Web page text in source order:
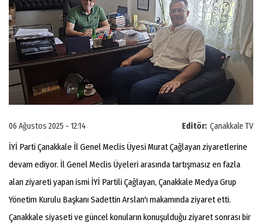
Editör: Çanakkale TV
06 Ağustos 2025 - 12:14
İYİ Parti Çanakkale İl Genel Meclis Üyesi Murat Çağlayan ziyaretlerine
devam ediyor. İl Genel Meclis Üyeleri arasında tartışmasız en fazla
alan ziyareti yapan ismi İYİ Partili Çağlayan, Çanakkale Medya Grup
Yönetim Kurulu Başkanı Sadettin Arslan'ı makamında ziyaret etti.
Çanakkale siyaseti ve güncel konuların konuşulduğu ziyaret sonrası bir